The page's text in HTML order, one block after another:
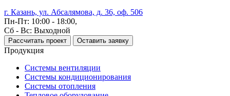
г. Казань, ул. Абсалямова, д. 36, оф. 506
Пн-Пт: 10:00 - 18:00,
Сб - Вс: Выходной
Рассчитать проект Оставить заявку
Продукция
Системы вентиляции
Системы кондиционирования
Системы отопления